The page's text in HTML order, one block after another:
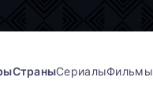
СтраныСериалыФильмы